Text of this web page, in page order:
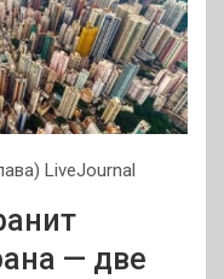
LiveJournal
— две